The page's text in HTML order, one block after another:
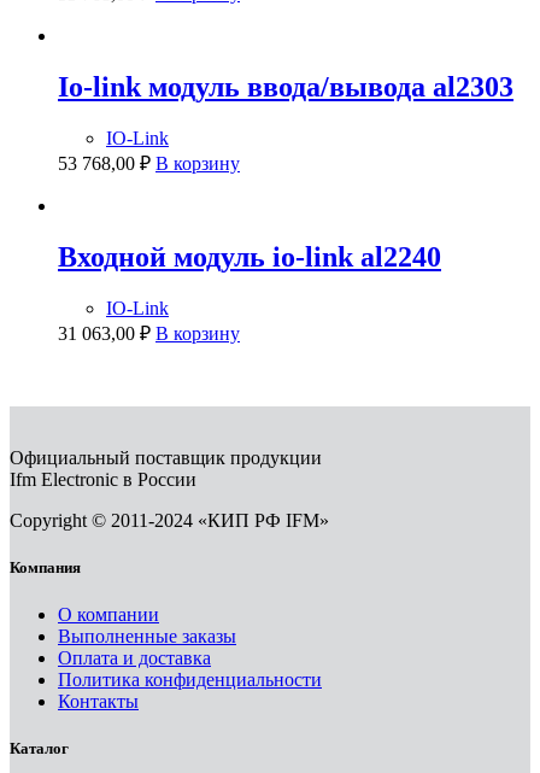
Io-link модуль ввода/вывода al2303
IO-Link
53 768,00 ₽ В корзину
Входной модуль io-link al2240
IO-Link
31 063,00 ₽ В корзину
Официальный поставщик продукции
Ifm Electronic в России
Copyright © 2011-2024 «КИП РФ IFM»
Компания
О компании
Выполненные заказы
Оплата и доставка
Политика конфиденциальности
Контакты
Каталог